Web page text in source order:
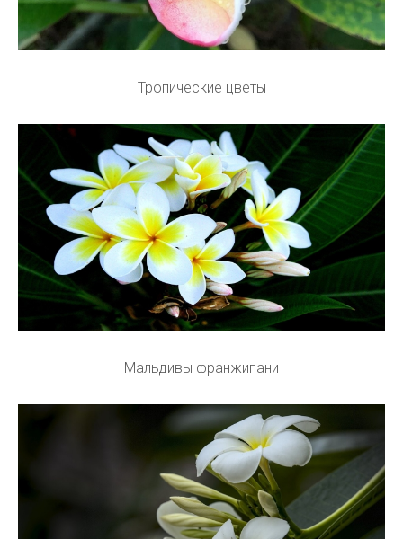
Тропические цветы
Мальдивы франжипани